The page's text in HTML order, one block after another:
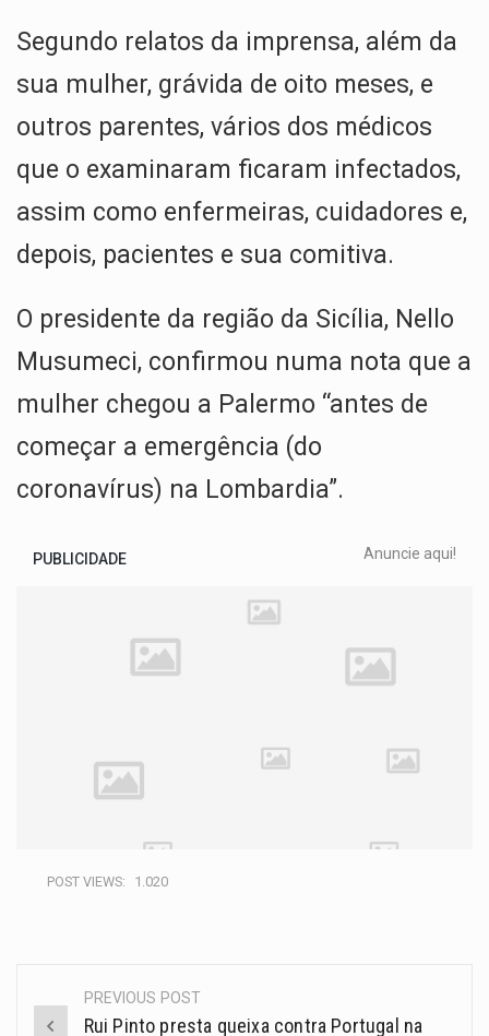
Segundo relatos da imprensa, além da
sua mulher, grávida de oito meses, e
outros parentes, vários dos médicos
que o examinaram ficaram infectados,
assim como enfermeiras, cuidadores e,
depois, pacientes e sua comitiva.
O presidente da região da Sicília, Nello
Musumeci, confirmou numa nota que a
mulher chegou a Palermo “antes de
começar a emergência (do
coronavírus) na Lombardia”.
PUBLICIDADE Anuncie aqui!
POST VIEWS: 1.020
PREVIOUS POST
Rui Pinto presta queixa contra Portugal na